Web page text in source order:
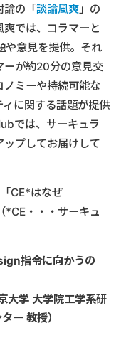
論の「談論風爽」の
では、コラマーと
や意見を提供。それ
ーが約20分の意見交
ミーや持続可能な
に関する話題が提供
では、サーキュラ
プしてお届けして
CE*はなぜ
*CE・・・サーキュ
指令に向かうの
大学 大学院工学系研
ー 教授）